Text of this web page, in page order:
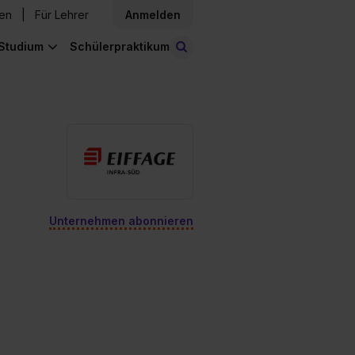
Für Lehrer Anmelden
Schülerpraktikum
Unternehmen abonnieren